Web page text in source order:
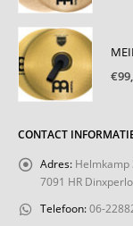
€
CONTACT
Adres: Helmkamp
7091 HR Dinxperlo
Telefoon:06-